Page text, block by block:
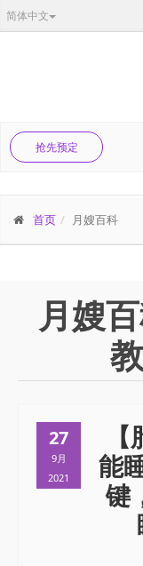
简体中文
抢先预定
首页 月嫂百科
月嫂
27
9月
2021
能
键